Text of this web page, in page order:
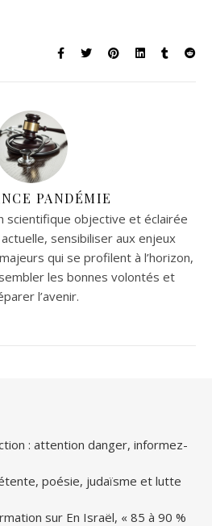
PANDÉMIE
scientifique objective et éclairée
sensibiliser aux enjeux
qui se profilent à l’horizon,
les bonnes volontés et
l’avenir.
: attention danger, informez-
poésie, judaïsme et lutte
sur En Israël, « 85 à 90 %